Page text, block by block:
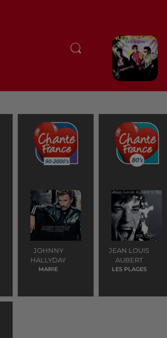
JOHNNY
HALLYDAY
MARIE
JEAN LOUIS
AUBERT
LES PLAGES